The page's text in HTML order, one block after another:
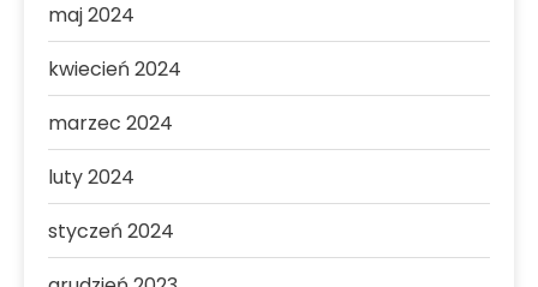
maj 2024
kwiecień 2024
marzec 2024
luty 2024
styczeń 2024